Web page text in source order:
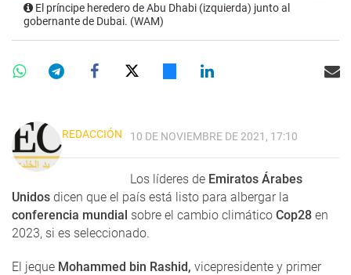
El príncipe heredero de Abu Dhabi (izquierda) junto al
gobernante de Dubai. (WAM)
REDACCIÓN 10 DE NOVIEMBRE DE 2021, 17:10
Los líderes de Emiratos Árabes
Unidos dicen que el país está listo para albergar la
conferencia mundial sobre el cambio climático Cop28 en
2023, si es seleccionado.
El jeque Mohammed bin Rashid, vicepresidente y primer